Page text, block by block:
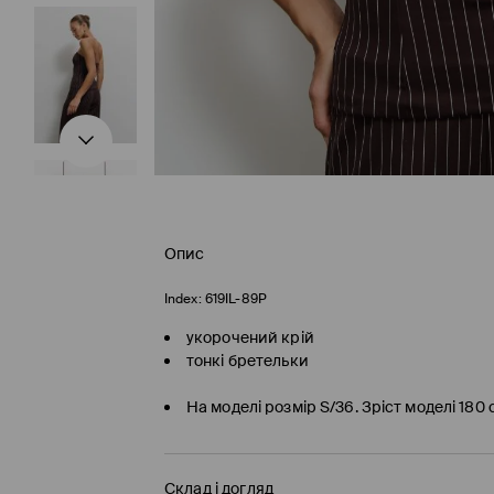
Опис
Index: 619IL-89P
укорочений крій
тонкі бретельки
На моделі розмір S/36. Зріст моделі 180
Склад і догляд